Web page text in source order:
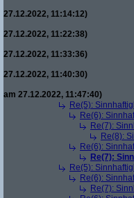
27.12.2022, 11:14:12)
27.12.2022, 11:22:38)
27.12.2022, 11:33:36)
27.12.2022, 11:40:30)
am 27.12.2022, 11:47:40)
Re(5):
Re(6):
Re(7):
Re(8):
Re(6):
Re(7):
Re(5):
Re(6):
Re(7):